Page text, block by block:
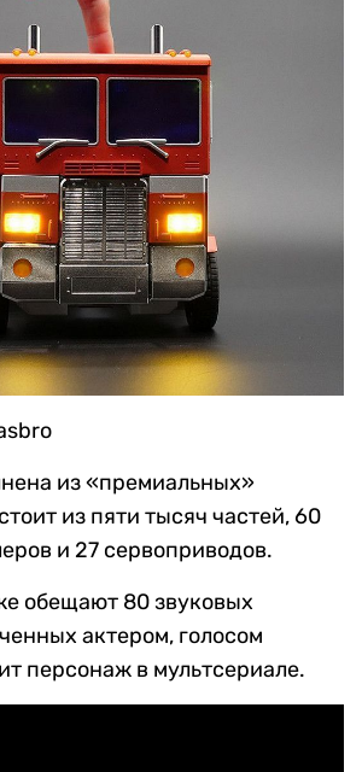
из «‎премиальных»
из пяти тысяч частей, 60
и 27 сервоприводов.
обещают 80 звуковых
актером, голосом
персонаж в мультсериале.